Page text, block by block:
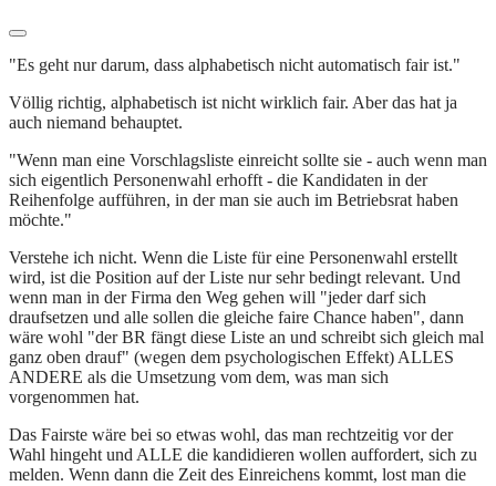
"Es geht nur darum, dass alphabetisch nicht automatisch fair ist."
Völlig richtig, alphabetisch ist nicht wirklich fair. Aber das hat ja
auch niemand behauptet.
"Wenn man eine Vorschlagsliste einreicht sollte sie - auch wenn man
sich eigentlich Personenwahl erhofft - die Kandidaten in der
Reihenfolge aufführen, in der man sie auch im Betriebsrat haben
möchte."
Verstehe ich nicht. Wenn die Liste für eine Personenwahl erstellt
wird, ist die Position auf der Liste nur sehr bedingt relevant. Und
wenn man in der Firma den Weg gehen will "jeder darf sich
draufsetzen und alle sollen die gleiche faire Chance haben", dann
wäre wohl "der BR fängt diese Liste an und schreibt sich gleich mal
ganz oben drauf" (wegen dem psychologischen Effekt) ALLES
ANDERE als die Umsetzung vom dem, was man sich
vorgenommen hat.
Das Fairste wäre bei so etwas wohl, das man rechtzeitig vor der
Wahl hingeht und ALLE die kandidieren wollen auffordert, sich zu
melden. Wenn dann die Zeit des Einreichens kommt, lost man die